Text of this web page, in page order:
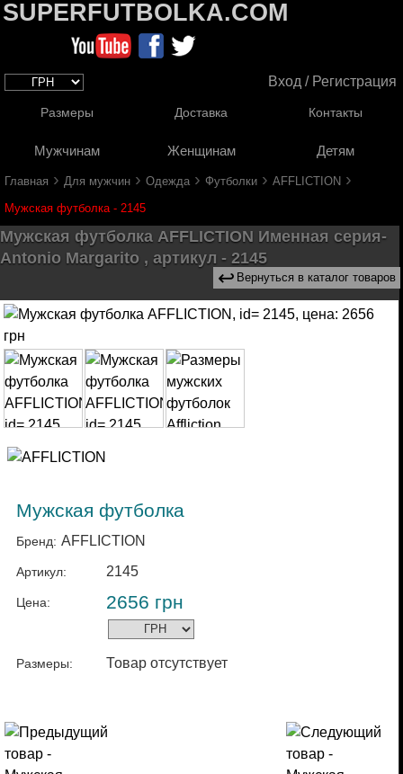
SUPERFUTBOLKA.COM
Вход / Регистрация
Размеры Доставка Контакты
Мужчинам Женщинам Детям
Главная › Для мужчин › Одежда › Футболки › AFFLICTION ›
Мужская футболка - 2145
Мужская футболка AFFLICTION Именная серия-
Antonio Margarito , артикул - 2145
↩ Вернуться в каталог товаров
Мужская футболка
Бренд: AFFLICTION
Артикул: 2145
Цена: 2656 грн
Размеры: Товар отсутствует